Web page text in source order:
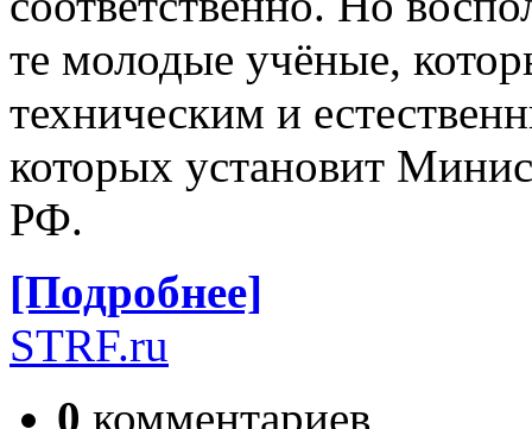
те молодые учёные,
техническим и
которых установит
РФ.
[Подробнее]
STRF.ru
0 комментариев